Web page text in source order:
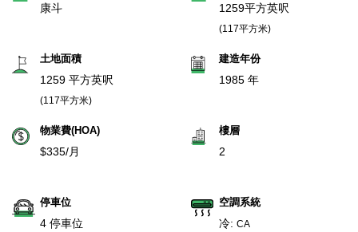
康斗 1259平方英呎
(117平方米)
土地面積
1259 平方英呎
(117平方米)
建造年份
1985 年
物業費(HOA)
$335/月
樓層
2
停車位
4 停車位
空調系統
冷: CA